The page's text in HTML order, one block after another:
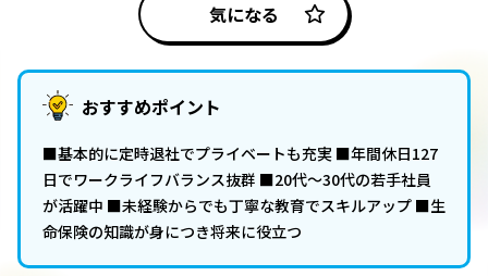
気になる
おすすめポイント
■基本的に定時退社でプライベートも充実 ■年間休日127
日でワークライフバランス抜群 ■20代〜30代の若手社員
が活躍中 ■未経験からでも丁寧な教育でスキルアップ ■生
命保険の知識が身につき将来に役立つ